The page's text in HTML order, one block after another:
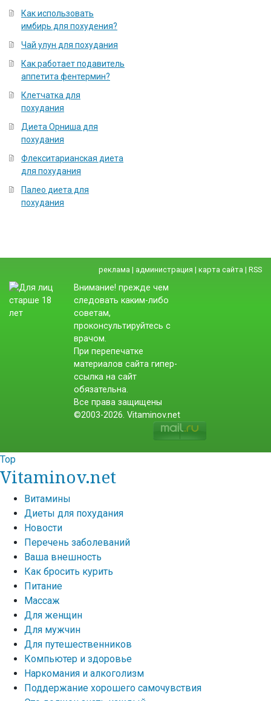
Как использовать
имбирь для похудения?
Чай улун для похудания
Как работает подавитель
аппетита фентермин?
Клетчатка для
похудания
Диета Орниша для
похудания
Флекситарианская диета
для похудания
Палео диета для
похудания
реклама | администрация | карта сайта | RSS
Внимание! прежде чем
следовать каким-либо
советам,
проконсультируйтесь с
врачом.
При перепечатке
материалов сайта гипер-
ссылка на сайт
обязательна.
Все права защищены
©2003-2026. Vitaminov.net
Top
Vitaminov.net
Витамины
Диеты для похудания
Новости
Перечень заболеваний
Ваша внешность
Как бросить курить
Питание
Массаж
Для женщин
Для мужчин
Для путешественников
Компьютер и здоровье
Наркомания и алкоголизм
Поддержание хорошего самочувствия